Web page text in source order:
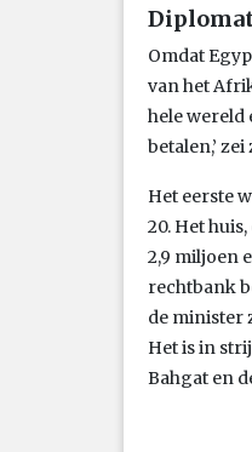
Omdat
van het
hele wereld
betalen,’
Het eerste
20. Het
2,9 miljoen
rechtbank
de minister
Het is in
Bahgat en